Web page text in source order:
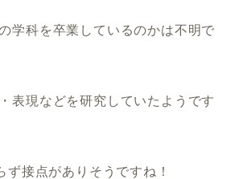
学科を卒業しているのかは不明で
表現などを研究していたようです
ず接点がありそうですね！